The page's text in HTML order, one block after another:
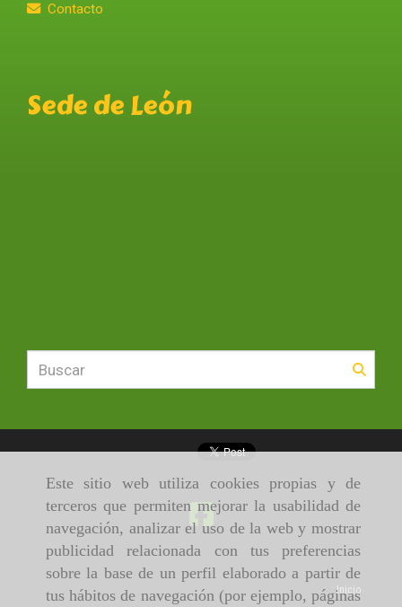
Este sitio web utiliza cookies propias y de
terceros que permiten mejorar la usabilidad de
navegación, analizar el uso de la web y mostrar
publicidad relacionada con tus preferencias
sobre la base de un perfil elaborado a partir de
tus hábitos de navegación (por ejemplo, páginas
Contacto
Sede de León
Inicio